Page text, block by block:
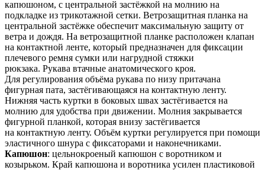
капюшоном, с центральной застёжкой на молнию на
подкладке из трикотажной сетки. Ветрозащитная планка на
центральной застёжке обеспечит максимальную защиту от
ветра и дождя. На ветрозащитной планке расположен клапан
на контактной ленте, который предназначен для фиксации
плечевого ремня сумки или нагрудной стяжки
рюкзака. Рукава втачные анатомического кроя.
Для регулирования объёма рукава по низу притачана
фигурная пата, застёгивающаяся на контактную ленту.
Нижняя часть куртки в боковых швах застёгивается на
молнию для удобства при движении. Молния закрывается
фигурной планкой, которая внизу застёгивается
на контактную ленту. Объём куртки регулируется при помощи
эластичного шнура с фиксаторами и наконечниками.
Капюшон: цельнокроеный капюшон с воротником и
козырьком. Край капюшона и воротника усилен пластиковой